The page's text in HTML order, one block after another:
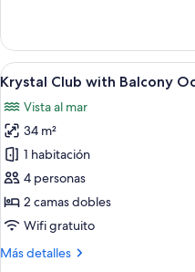
cama,
vista
mar
familiar,
cama
King
size
con
sofá
cama,
vista
al
mar
Ver
todas
las
fotos
de
Krystal
Club
with
Balcony
Ocean
9
Krystal Club with Balcony
Vista al mar
34 m²
1 habitación
4 personas
2 camas dobles
Wifi gratuito
Más detalles
Más